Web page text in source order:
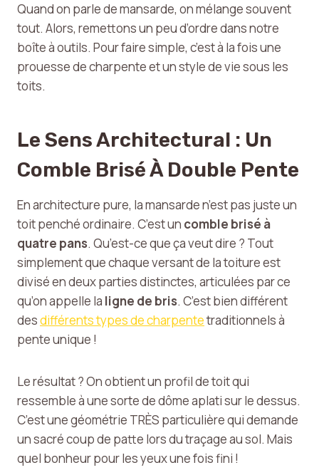
Quand on parle de mansarde, on mélange souvent
tout. Alors, remettons un peu d’ordre dans notre
boîte à outils. Pour faire simple, c’est à la fois une
prouesse de charpente et un style de vie sous les
toits.
Le Sens Architectural : Un
Comble Brisé À Double Pente
En architecture pure, la mansarde n’est pas juste un
toit penché ordinaire. C’est un comble brisé à
quatre pans. Qu’est-ce que ça veut dire ? Tout
simplement que chaque versant de la toiture est
divisé en deux parties distinctes, articulées par ce
qu’on appelle la ligne de bris. C’est bien différent
desdifférents types de charpentetraditionnels à
pente unique !
Le résultat ? On obtient un profil de toit qui
ressemble à une sorte de dôme aplati sur le dessus.
C’est une géométrie TRÈS particulière qui demande
un sacré coup de patte lors du traçage au sol. Mais
quel bonheur pour les yeux une fois fini !